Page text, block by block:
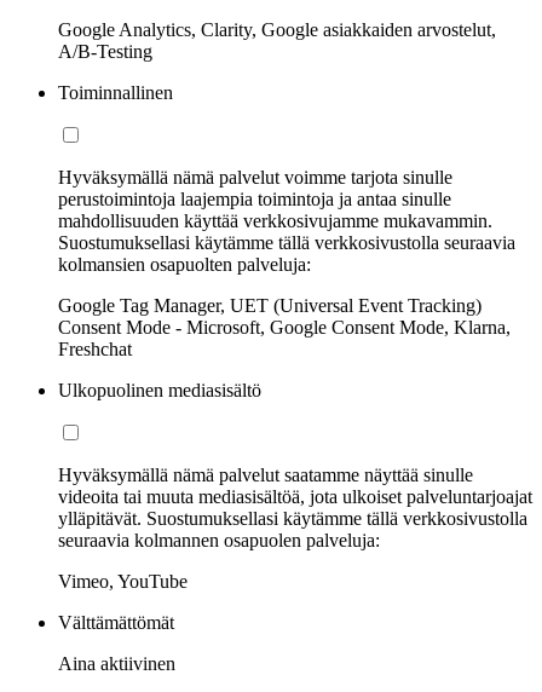
Google Analytics, Clarity, Google asiakkaiden arvostelut,
A/B-Testing
Toiminnallinen
Hyväksymällä nämä palvelut voimme tarjota sinulle
perustoimintoja laajempia toimintoja ja antaa sinulle
mahdollisuuden käyttää verkkosivujamme mukavammin.
Suostumuksellasi käytämme tällä verkkosivustolla seuraavia
kolmansien osapuolten palveluja:
Google Tag Manager, UET (Universal Event Tracking)
Consent Mode - Microsoft, Google Consent Mode, Klarna,
Freshchat
Ulkopuolinen mediasisältö
Hyväksymällä nämä palvelut saatamme näyttää sinulle
videoita tai muuta mediasisältöä, jota ulkoiset palveluntarjoajat
ylläpitävät. Suostumuksellasi käytämme tällä verkkosivustolla
seuraavia kolmannen osapuolen palveluja:
Vimeo, YouTube
Välttämättömät
Aina aktiivinen